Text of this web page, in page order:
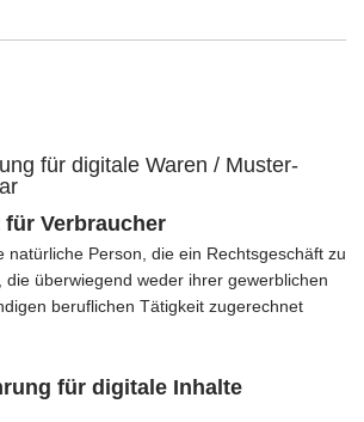
für digitale Waren / Muster-
Verbraucher
natürliche Person, die ein Rechtsgeschäft zu
überwiegend weder ihrer gewerblichen
beruflichen Tätigkeit zugerechnet
für digitale Inhalte